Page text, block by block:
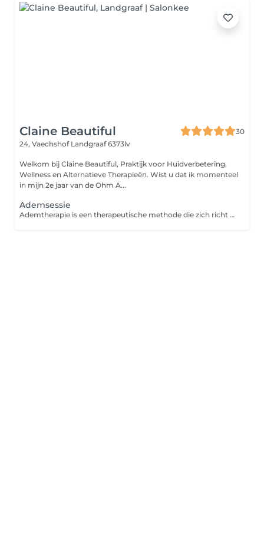
Claine Beautiful
30
24, Vaechshof Landgraaf 6373lv
Welkom bij Claine Beautiful, Praktijk voor Huidverbetering,
Wellness en Alternatieve Therapieën. Wist u dat ik momenteel
in mijn 2e jaar van de Ohm A...
Ademsessie
Ademtherapie is een therapeutische methode die zich richt op bewust en correct ademhalen. Bij langdurige stress raakt je ademhaling langzaam ontregeld. Op een bijna onmerkbare manier begin je steeds oppervlakkiger en minder efficiënt te ademen. Dit kost je lichaam onnodig veel energie en kan voor verschillende spanningsklachten. Tijdens een ademsessie leer je je eigen adempatronen herkennen en hoe je op een juiste manier gebruik maakt van verschillende ademhalingsgebieden. Je leert stresssignalen van je lichaam herkennen. Het is een therapievorm die vaak wordt aangewend als ontspanningstherapie. Je leert je te ontspannen, rustig te blijven in stressvolle situaties en je emoties los te laten.